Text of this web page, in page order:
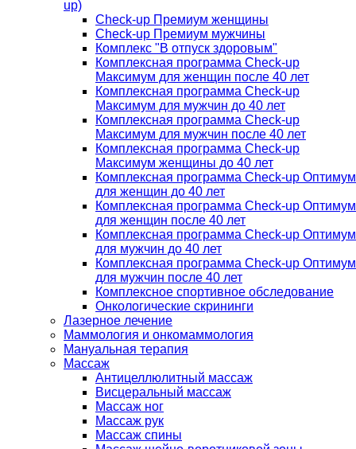
up)
Check-up Премиум женщины
Check-up Премиум мужчины
Комплекс "В отпуск здоровым"
Комплексная программа Check-up
Максимум для женщин после 40 лет
Комплексная программа Check-up
Максимум для мужчин до 40 лет
Комплексная программа Check-up
Максимум для мужчин после 40 лет
Комплексная программа Check-up
Максимум женщины до 40 лет
Комплексная программа Check-up Оптимум
для женщин до 40 лет
Комплексная программа Check-up Оптимум
для женщин после 40 лет
Комплексная программа Check-up Оптимум
для мужчин до 40 лет
Комплексная программа Check-up Оптимум
для мужчин после 40 лет
Комплексное спортивное обследование
Онкологические скрининги
Лазерное лечение
Маммология и онкомаммология
Мануальная терапия
Массаж
Антицеллюлитный массаж
Висцеральный массаж
Массаж ног
Массаж рук
Массаж спины